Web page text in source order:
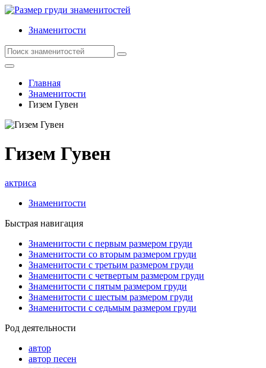
Знаменитости
Главная
Знаменитости
Гизем Гувен
Гизем Гувен
актриса
Знаменитости
Быстрая навигация
Знаменитости с первым размером груди
Знаменитости со вторым размером груди
Знаменитости с третьим размером груди
Знаменитости с четвертым размером груди
Знаменитости с пятым размером груди
Знаменитости с шестым размером груди
Знаменитости с седьмым размером груди
Род деятельности
автор
автор песен